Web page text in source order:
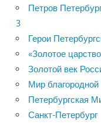
Петров
3
Герои
«Золотое
Золотой век
Мир благородной
Петербургская
Санкт-Петербург